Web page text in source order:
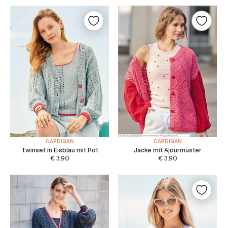
CARDIGAN
Twinset in Eisblau mit Rot
€3.90
CARDIGAN
Jacke mit Ajourmuster
€3.90